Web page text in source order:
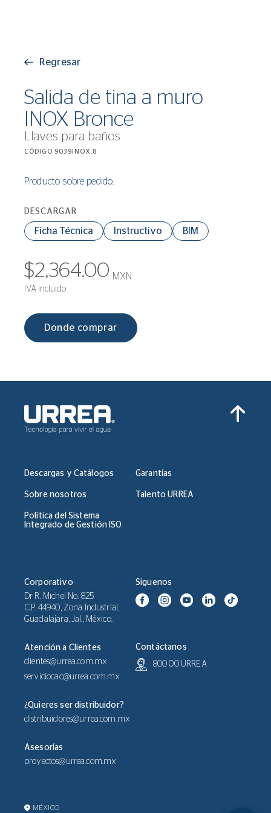
Regresar
Salida de tina a muro
INOX Bronce
Llaves para baños
CÓDIGO 9039INOX.8
Producto sobre pedido.
DESCARGAR
Ficha Técnica Instructivo BIM
$2,364.00 MXN
IVA incluido
Donde comprar
Descargas y Catálogos Garantías
Sobre nosotros Talento URREA
Política del Sistema
Integrado de Gestión ISO
Corporativo
Dr R. Michel No. 825
C.P. 44940, Zona Industrial,
Guadalajara, Jal., México.
Atención a Clientes
clientes@urrea.com.mx
serviciocac@urrea.com.mx
¿Quieres ser distribuidor?
distribuidores@urrea.com.mx
Asesorías
proyectos@urrea.com.mx
Síguenos
Contáctanos
800 00 URREA
MÉXICO